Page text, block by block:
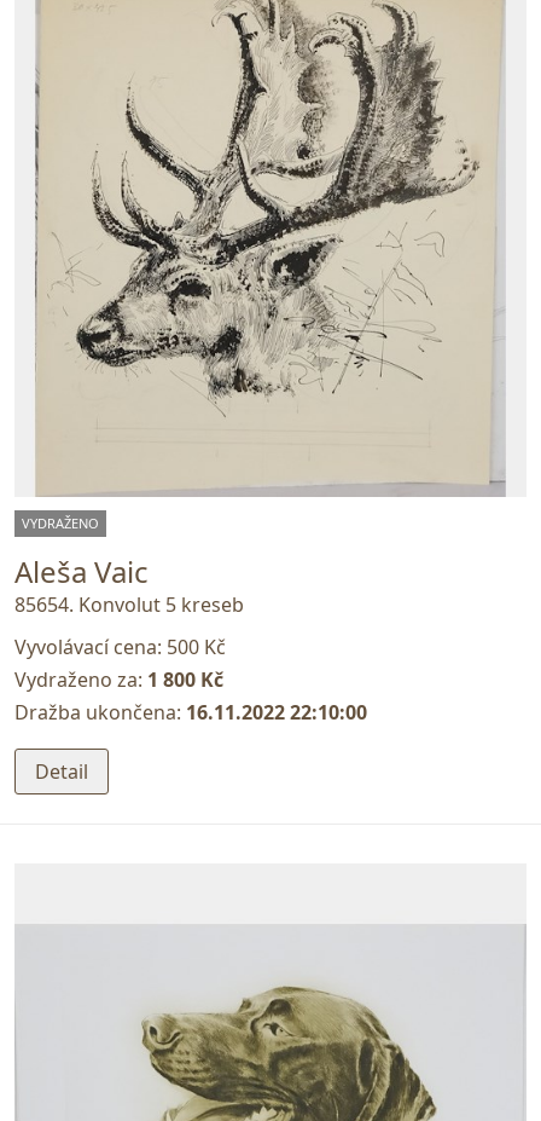
VYDRAŽENO
Aleša Vaic
85654. Konvolut 5 kreseb
Vyvolávací cena: 500 Kč
Vydraženo za: 1 800 Kč
Dražba ukončena: 16.11.2022 22:10:00
Detail